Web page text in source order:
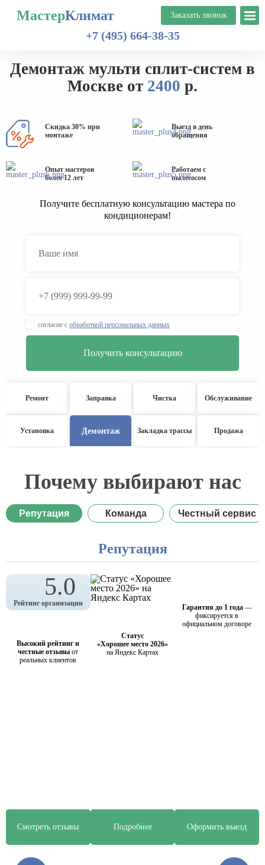
МастерКлимат
+7 (495) 664-38-35
Демонтаж мульти сплит-систем в
Москве от 2400 р.
Скидка 30% при
монтаже
Выезд в день
обращения
Опыт мастеров
более 12 лет
Работаем с
пылесосом
Получите бесплатную консультацию мастера по
кондиционерам!
согласие с обработкой персональных данных
Ремонт Заправка Чистка Обслуживание
Установка Демонтаж Закладка трассы Продажа
Почему выбирают нас
Репутация Команда Честный сервис
Репутация
5.0
Рейтинг организации
Высокий рейтинг и
честные отзывы от
реальных клиентов
Смотреть отзывы
Статус
«Хорошее место 2026»
на Яндекс Картах
Подробнее
Гарантия до 1 года—
фиксируется в
официальном договоре
Оформить выезд